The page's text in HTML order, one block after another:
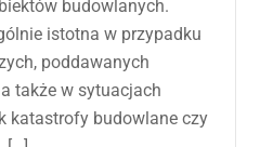
budowlanych.
istotna w przypadku
poddawanych
także w sytuacjach
katastrofy budowlane czy